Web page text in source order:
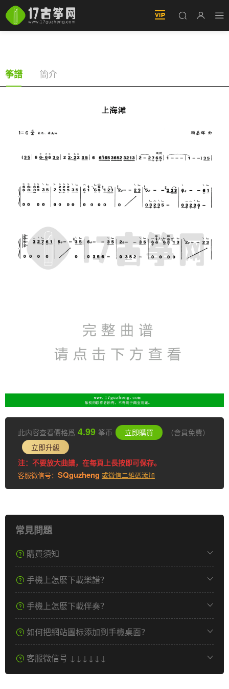
筝譜 簡介
此内容查看價格爲 4.99 筝币 立即購買
（會員免費）
立即升級
注：不要放大曲譜，在每頁上長按即可保存。
客服微信号： SQguzheng 或微信二維碼添加
常見問題
購買須知
手機上怎麽下載樂譜？
手機上怎麽下載伴奏？
如何把網站圖标添加到手機桌面？
客服微信号 ↓↓↓↓↓↓